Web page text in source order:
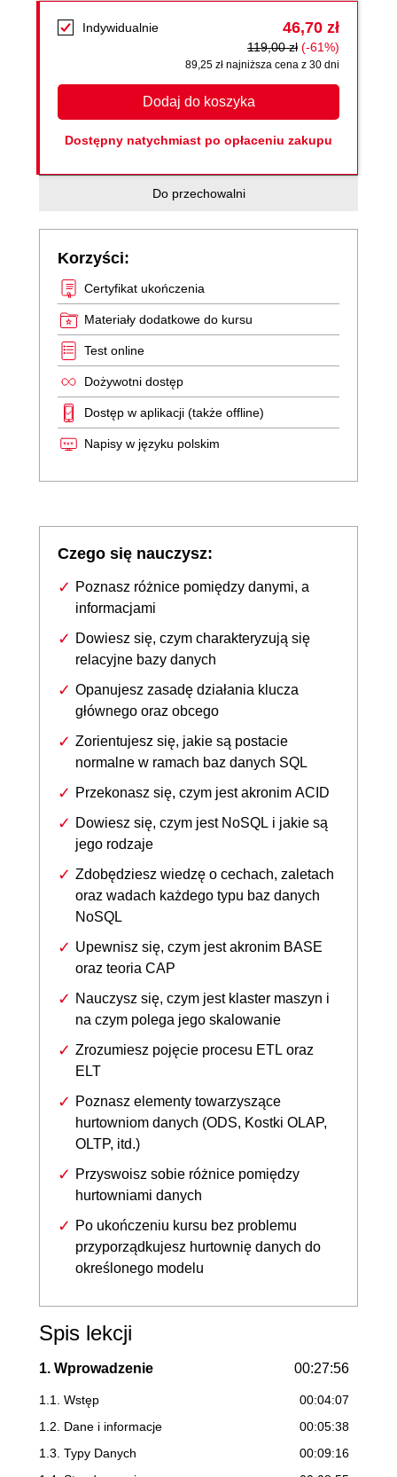
Indywidualnie 46,70 zł
119,00 zł (-61%)
89,25 zł najniższa cena z 30 dni
Dodaj do koszyka
Dostępny natychmiast po opłaceniu zakupu
Do przechowalni
Korzyści:
Certyfikat ukończenia
Materiały dodatkowe do kursu
Test online
Dożywotni dostęp
Dostęp w aplikacji (także offline)
Napisy w języku polskim
Czego się nauczysz:
Poznasz różnice pomiędzy danymi, a
informacjami
Dowiesz się, czym charakteryzują się
relacyjne bazy danych
Opanujesz zasadę działania klucza
głównego oraz obcego
Zorientujesz się, jakie są postacie
normalne w ramach baz danych SQL
Przekonasz się, czym jest akronim ACID
Dowiesz się, czym jest NoSQL i jakie są
jego rodzaje
Zdobędziesz wiedzę o cechach, zaletach
oraz wadach każdego typu baz danych
NoSQL
Upewnisz się, czym jest akronim BASE
oraz teoria CAP
Nauczysz się, czym jest klaster maszyn i
na czym polega jego skalowanie
Zrozumiesz pojęcie procesu ETL oraz
ELT
Poznasz elementy towarzyszące
hurtowniom danych (ODS, Kostki OLAP,
OLTP, itd.)
Przyswoisz sobie różnice pomiędzy
hurtowniami danych
Po ukończeniu kursu bez problemu
przyporządkujesz hurtownię danych do
określonego modelu
Spis lekcji
1. Wprowadzenie 00:27:56
1.1. Wstęp
00:04:07
1.2. Dane i informacje
00:05:38
1.3. Typy Danych
00:09:16